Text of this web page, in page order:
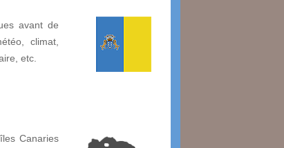
avant de
climat,
etc.
Canaries